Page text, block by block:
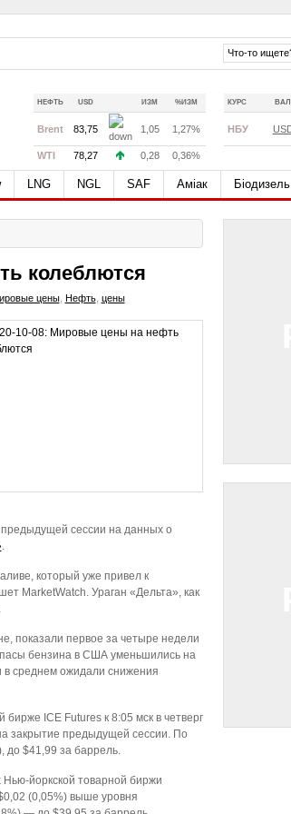
КУРС ВАЛ
НБУ
НЕФТЬ USD ИЗМ %ИЗМ
Brent 83,75 1,05 1,27%
WTI 78,27 0,28 0,36%
LNG NGL SAF Аміак Біодизель
колеблются
цены, Нефть, цены
предыдущей сессии на данных о
.
который уже привел к
MarketWatch. Ураган «Дельта», как
показали первое за четыре недели
бензина в США уменьшились на
среднем ожидали снижения
бирже ICE Futures к 8:05 мск в четверг
закрытие предыдущей сессии. По
до $41,99 за баррель.
Нью-йоркской товарной биржи
(0,05%) выше уровня